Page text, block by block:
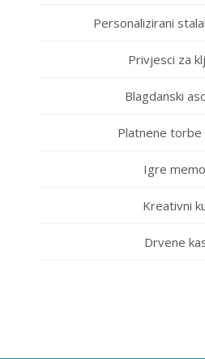
Personalizirani
Privjesci za
Blagdanski
Platnene torbe
Igre
Kreativni
Drvene